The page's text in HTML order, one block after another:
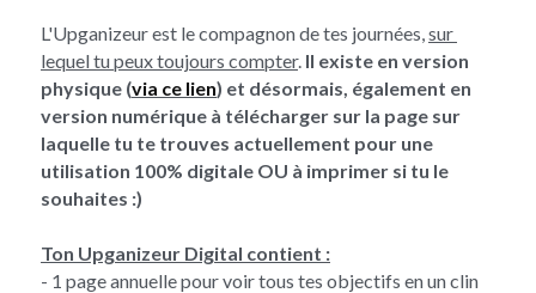
L'Upganizeur est le compagnon de tes journées, sur
lequel tu peux toujours compter. Il existe en version
physique (via ce lien) et désormais, également en
version numérique à télécharger sur la page sur
laquelle tu te trouves actuellement pour une
utilisation 100% digitale OU à imprimer si tu le
souhaites :)
Ton Upganizeur Digital contient :
- 1 page annuelle pour voir tous tes objectifs en un clin